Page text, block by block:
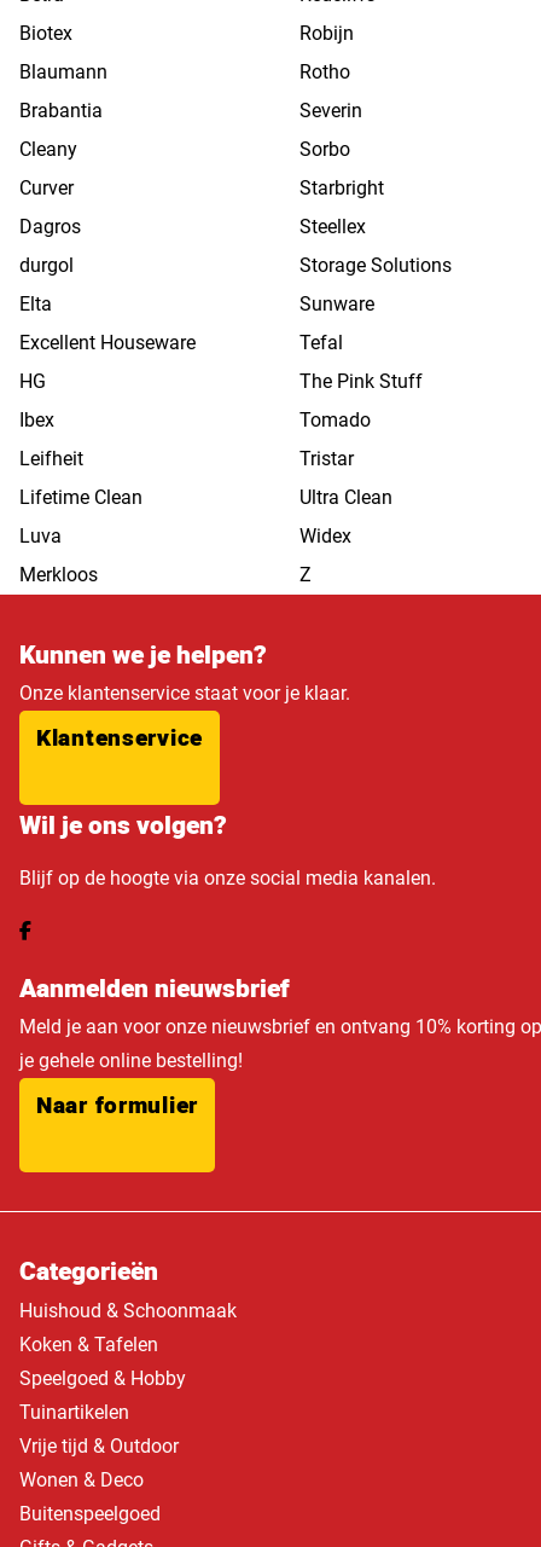
Biotex
Blaumann
Brabantia
Cleany
Curver
Dagros
durgol
Elta
Excellent Houseware
HG
Ibex
Leifheit
Lifetime Clean
Luva
Merkloos
Robijn
Rotho
Severin
Sorbo
Starbright
Steellex
Storage Solutions
Sunware
Tefal
The Pink Stuff
Tomado
Tristar
Ultra Clean
Widex
Z
Kunnen we je helpen?
Onze klantenservice staat voor je klaar.
Klantenservice
Wil je ons volgen?
Blijf op de hoogte via onze social media kanalen.
Aanmelden nieuwsbrief
Meld je aan voor onze nieuwsbrief en ontvang 10% korting op
je gehele online bestelling!
Naar formulier
Categorieën
Huishoud & Schoonmaak
Koken & Tafelen
Speelgoed & Hobby
Tuinartikelen
Vrije tijd & Outdoor
Wonen & Deco
Buitenspeelgoed